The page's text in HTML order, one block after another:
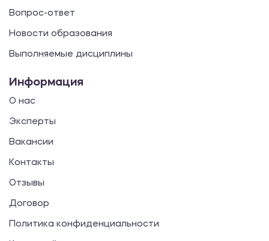
Вопрос-ответ
Новости образования
Выполняемые дисциплины
Информация
О нас
Эксперты
Вакансии
Контакты
Отзывы
Договор
Политика конфиденциальности